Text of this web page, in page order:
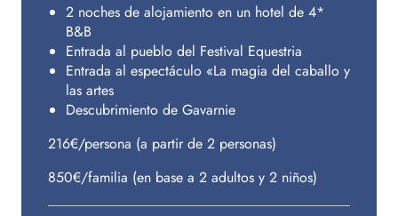
ALOJAMIENTO
PRESUPUESTO
2 noches de alojamiento en un hotel de 4*
B&B
Entrada al pueblo del Festival Equestria
Entrada al espectáculo «La magia del caballo y
las artes
Descubrimiento de Gavarnie
216€/persona (a partir de 2 personas)
850€/familia (en base a 2 adultos y 2 niños)